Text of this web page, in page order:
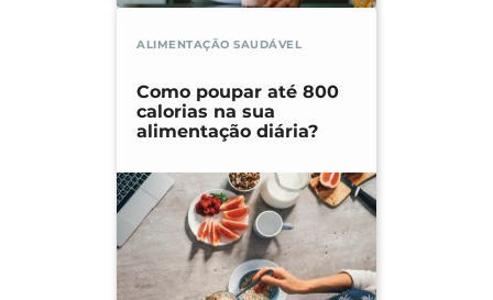
ALIMENTAÇÃO SAUDÁVEL
Como poupar até 800
calorias na sua
alimentação diária?